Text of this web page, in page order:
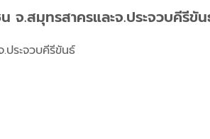
จ.สมุทรสาครและจ.ประจวบคีรีขั
ประจวบคีรีขันธ์